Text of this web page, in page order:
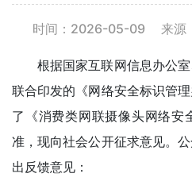
时间：2026-05-09 来源
根据国家互联网信息办公
联合印发的《网络安全标识管
了《消费类网联摄像头网络安
准，现向社会公开征求意见。
出反馈意见：